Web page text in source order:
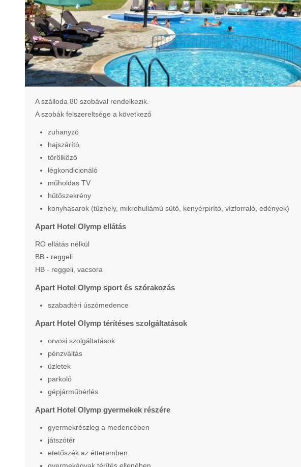
A szálloda 80 szobával rendelkezik.
A szobák felszereltsége a következő
zuhanyzó
hajszárító
törölköző
légkondicionáló
műholdas TV
hűtőszekrény
konyhasarok (tűzhely, mikrohullámú sütő, kenyérpirító, vízforraló, edények)
Apart Hotel Olymp ellátás
RO ellátás nélkül
BB - reggeli
HB - reggeli, vacsora
Apart Hotel Olymp sport és szórakozás
szabadtéri úszómedence
Apart Hotel Olymp térítéses szolgáltatások
orvosi szolgáltatások
pénzváltás
üzletek
parkoló
gépjárműbérlés
Apart Hotel Olymp gyermekek részére
gyermekrészleg a medencében
játszótér
etetőszék az étteremben